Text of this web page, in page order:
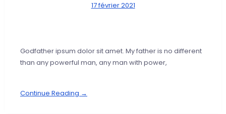
17 février 2021
Godfather ipsum dolor sit amet. My father is no different
than any powerful man, any man with power,
Continue Reading →